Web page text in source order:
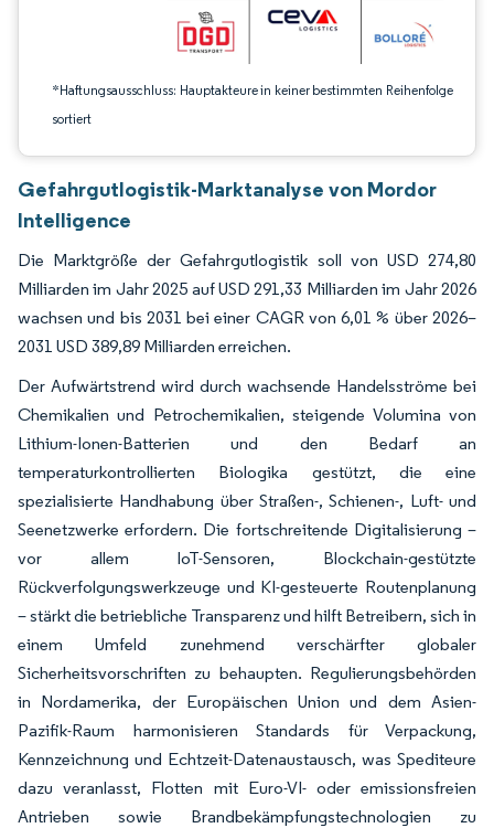
*Haftungsausschluss: Hauptakteure in keiner bestimmten Reihenfolge
sortiert
Gefahrgutlogistik-Marktanalyse von Mordor
Intelligence
Die Marktgröße der Gefahrgutlogistik soll von USD 274,80
Milliarden im Jahr 2025 auf USD 291,33 Milliarden im Jahr 2026
wachsen und bis 2031 bei einer CAGR von 6,01 % über 2026–
2031 USD 389,89 Milliarden erreichen.
Der Aufwärtstrend wird durch wachsende Handelsströme bei
Chemikalien und Petrochemikalien, steigende Volumina von
Lithium-Ionen-Batterien und den Bedarf an
temperaturkontrollierten Biologika gestützt, die eine
spezialisierte Handhabung über Straßen-, Schienen-, Luft- und
Seenetzwerke erfordern. Die fortschreitende Digitalisierung –
vor allem IoT-Sensoren, Blockchain-gestützte
Rückverfolgungswerkzeuge und KI-gesteuerte Routenplanung
– stärkt die betriebliche Transparenz und hilft Betreibern, sich in
einem Umfeld zunehmend verschärfter globaler
Sicherheitsvorschriften zu behaupten. Regulierungsbehörden
in Nordamerika, der Europäischen Union und dem Asien-
Pazifik-Raum harmonisieren Standards für Verpackung,
Kennzeichnung und Echtzeit-Datenaustausch, was Spediteure
dazu veranlasst, Flotten mit Euro-VI- oder emissionsfreien
Antrieben sowie Brandbekämpfungstechnologien zu